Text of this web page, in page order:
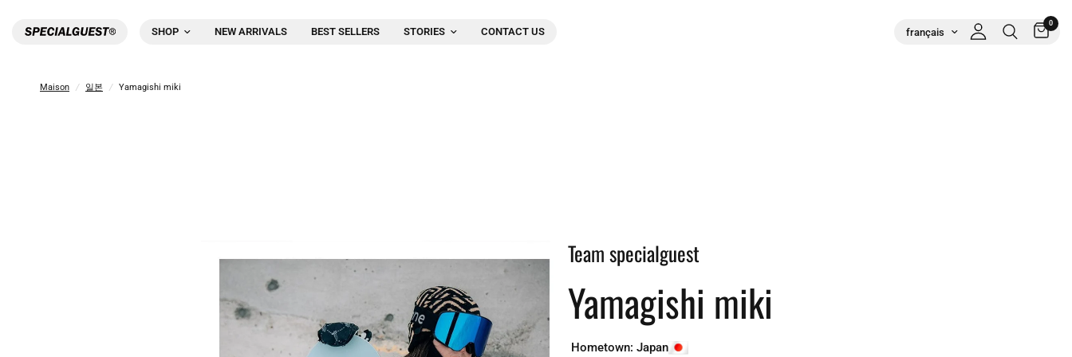
SHOP NEW ARRIVALS BEST SELLERS STORIES CONTACT US
0
Maison / 일본 / Yamagishi miki
Team specialguest
Yamagishi miki
Hometown: Japan